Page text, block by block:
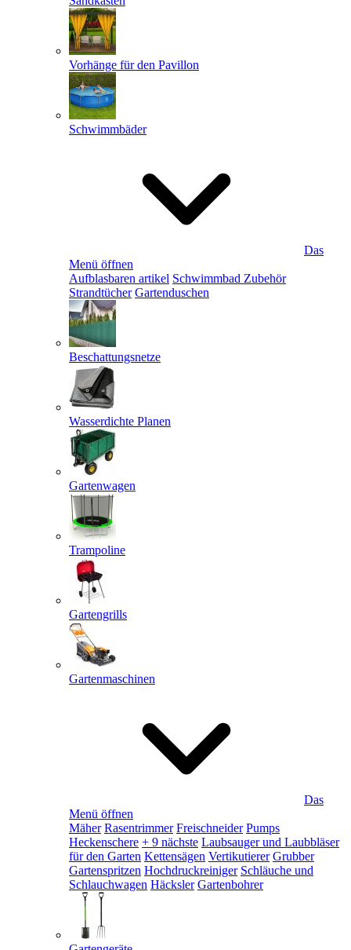
Vorhänge für den Pavillon
Schwimmbäder
Das
Menü öffnen
Aufblasbaren artikel Schwimmbad Zubehör
Strandtücher Gartenduschen
Beschattungsnetze
Wasserdichte Planen
Gartenwagen
Trampoline
Gartengrills
Gartenmaschinen
Das
Menü öffnen
Mäher Rasentrimmer Freischneider Pumps
Heckenschere + 9 nächste Laubsauger und Laubbläser
für den Garten Kettensägen Vertikutierer Grubber
Gartenspritzen Hochdruckreiniger Schläuche und
Schlauchwagen Häcksler Gartenbohrer